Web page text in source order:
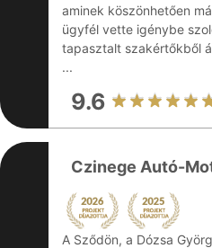
aminek köszönhetően
ügyfél vette igénybe
tapasztalt szakértőkből
...
9.6
Czinege Autó-
A Sződön, a Dózsa